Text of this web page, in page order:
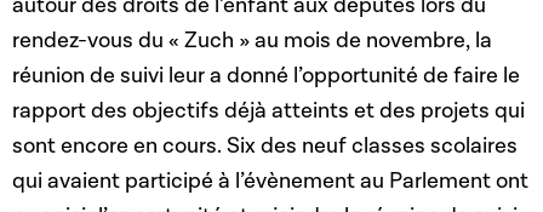
autour des droits de l’enfant aux députés lors du
rendez-vous du « Zuch » au mois de novembre, la
réunion de suivi leur a donné l’opportunité de faire le
rapport des objectifs déjà atteints et des projets qui
sont encore en cours. Six des neuf classes scolaires
qui avaient participé à l’évènement au Parlement ont